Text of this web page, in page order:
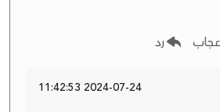
رد
2024-07-24 11:42:53